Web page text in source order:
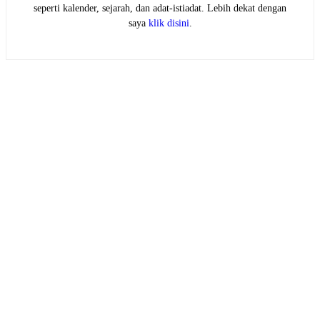
seperti kalender, sejarah, dan adat-istiadat. Lebih dekat dengan
saya klik disini.